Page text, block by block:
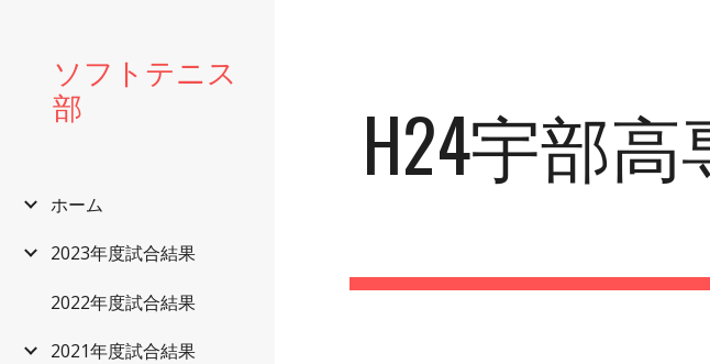
ソフトテニス
部
ホーム
2023年度試合結果
2022年度試合結果
2021年度試合結果
H24宇部